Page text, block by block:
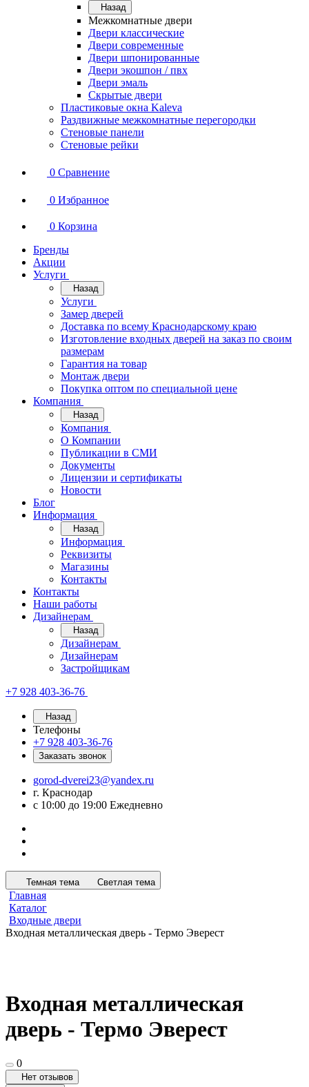
Назад
Межкомнатные двери
Двери классические
Двери современные
Двери шпонированные
Двери экошпон / пвх
Двери эмаль
Скрытые двери
Пластиковые окна Kaleva
Раздвижные межкомнатные перегородки
Стеновые панели
Стеновые рейки
0 Сравнение
0 Избранное
0 Корзина
Бренды
Акции
Услуги
Назад
Услуги
Замер дверей
Доставка по всему Краснодарскому краю
Изготовление входных дверей на заказ по своим
размерам
Гарантия на товар
Монтаж двери
Покупка оптом по специальной цене
Компания
Назад
Компания
О Компании
Публикации в СМИ
Документы
Лицензии и сертификаты
Новости
Блог
Информация
Назад
Информация
Реквизиты
Магазины
Контакты
Контакты
Наши работы
Дизайнерам
Назад
Дизайнерам
Дизайнерам
Застройщикам
+7 928 403-36-76
Назад
Телефоны
+7 928 403-36-76
Заказать звонок
gorod-dverei23@yandex.ru
г. Краснодар
с 10:00 до 19:00 Ежедневно
Темная тема Светлая тема
Главная
Каталог
Входные двери
Входная металлическая дверь - Термо Эверест
Входная металлическая
дверь - Термо Эверест
0
Нет отзывов